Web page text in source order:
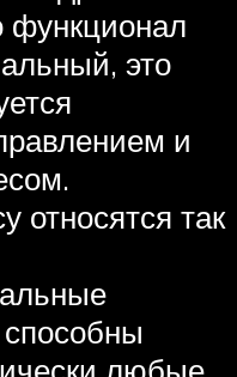
функционал
это
и
относятся так